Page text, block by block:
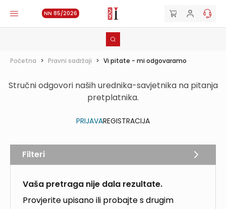
NN 85/2026
Početna > Pravni sadržaji > Vi pitate - mi odgovaramo
Stručni odgovori naših urednika-savjetnika na pitanja
pretplatnika.
PRIJAVAREGISTRACIJA
Vaša pretraga nije dala rezultate.
Provjerite upisano ili probajte s drugim
Filteri